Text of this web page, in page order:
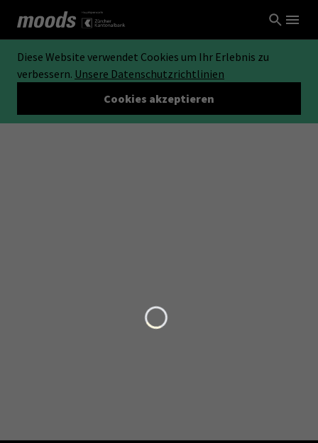
Diese Website verwendet Cookies um Ihr Erlebnis zu
verbessern. Unsere Datenschutzrichtlinien
Cookies akzeptieren